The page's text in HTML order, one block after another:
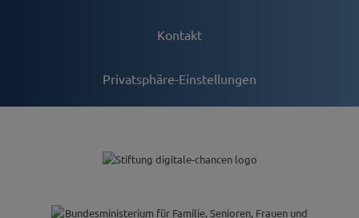
Kontakt
Privatsphäre-Einstellungen